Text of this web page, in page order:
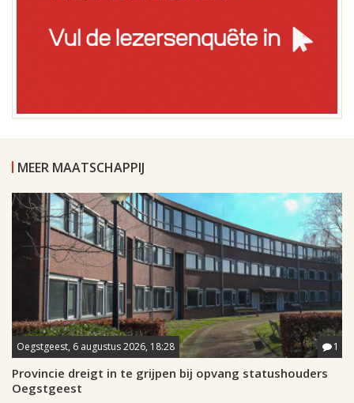
MEER MAATSCHAPPIJ
Oegstgeest, 6 augustus 2026, 18:28 1
Provincie dreigt in te grijpen bij opvang statushouders
Oegstgeest